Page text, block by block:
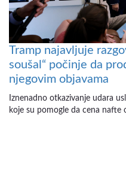
Tramp najavljuje
soušal“ počinje da
njegovim objavama
Iznenadno otkazivanje udara
koje su pomogle da cena nafte